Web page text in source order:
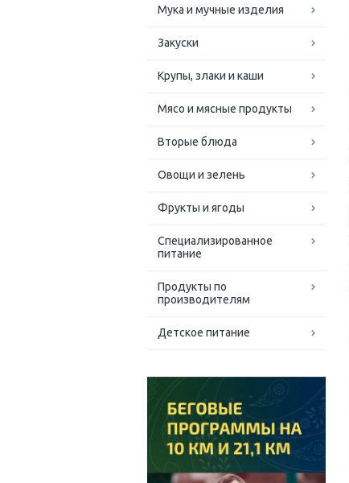
Мука и мучные изделия
Закуски
Крупы, злаки и каши
Мясо и мясные продукты
Вторые блюда
Овощи и зелень
Фрукты и ягоды
Специализированное
питание
Продукты по
производителям
Детское питание